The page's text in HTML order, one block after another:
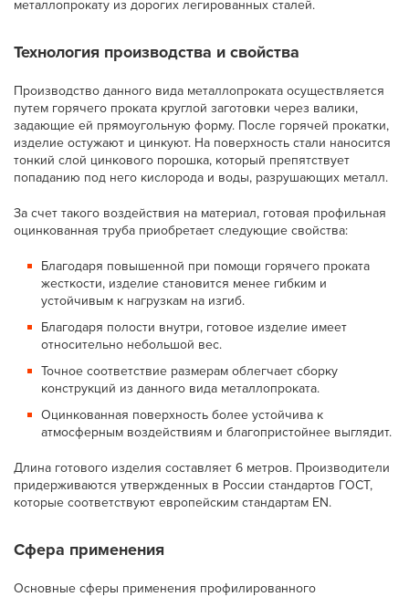
металлопрокату из дорогих легированных сталей.
Технология производства и свойства
Производство данного вида металлопроката осуществляется
путем горячего проката круглой заготовки через валики,
задающие ей прямоугольную форму. После горячей прокатки,
изделие остужают и цинкуют. На поверхность стали наносится
тонкий слой цинкового порошка, который препятствует
попаданию под него кислорода и воды, разрушающих металл.
За счет такого воздействия на материал, готовая профильная
оцинкованная труба приобретает следующие свойства:
Благодаря повышенной при помощи горячего проката
жесткости, изделие становится менее гибким и
устойчивым к нагрузкам на изгиб.
Благодаря полости внутри, готовое изделие имеет
относительно небольшой вес.
Точное соответствие размерам облегчает сборку
конструкций из данного вида металлопроката.
Оцинкованная поверхность более устойчива к
атмосферным воздействиям и благопристойнее выглядит.
Длина готового изделия составляет 6 метров. Производители
придерживаются утвержденных в России стандартов ГОСТ,
которые соответствуют европейским стандартам EN.
Сфера применения
Основные сферы применения профилированного